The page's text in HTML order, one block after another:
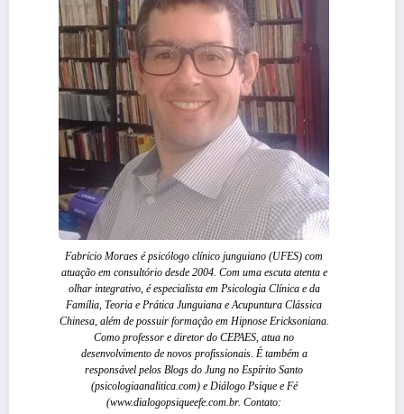
Fabrício Moraes é psicólogo clínico junguiano (UFES) com
atuação em consultório desde 2004. Com uma escuta atenta e
olhar integrativo, é especialista em Psicologia Clínica e da
Família, Teoria e Prática Junguiana e Acupuntura Clássica
Chinesa, além de possuir formação em Hipnose Ericksoniana.
Como professor e diretor do CEPAES, atua no
desenvolvimento de novos profissionais. É também a
responsável pelos Blogs do Jung no Espírito Santo
(psicologiaanalitica.com) e Diálogo Psique e Fé
(www.dialogopsiqueefe.com.br. Contato: